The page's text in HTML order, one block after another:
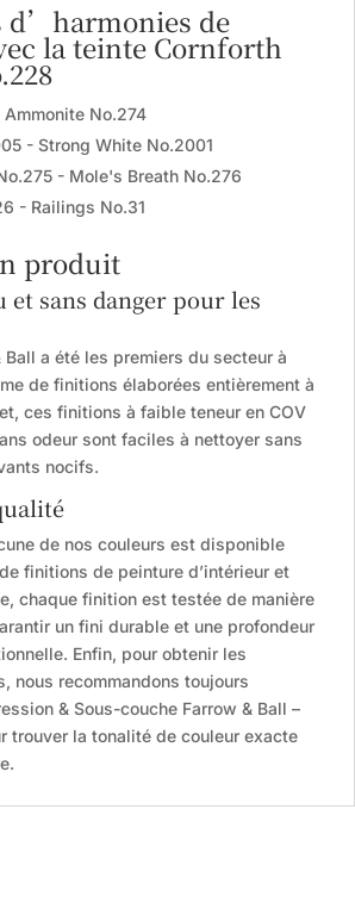
d’harmonies de
la teinte Cornforth
No.274
- Strong White No.2001
- Mole's Breath No.276
- Railings No.31
produit
et sans danger pour les
Ball a été les premiers du secteur à
de finitions élaborées entièrement à
ces finitions à faible teneur en COV
odeur sont faciles à nettoyer sans
nocifs.
de nos couleurs est disponible
finitions de peinture d’intérieur et
chaque finition est testée de manière
un fini durable et une profondeur
Enfin, pour obtenir les
nous recommandons toujours
& Sous-couche Farrow & Ball –
trouver la tonalité de couleur exacte